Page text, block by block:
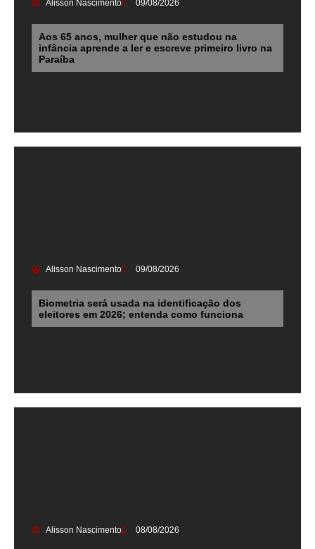
Alisson Nascimento 09/08/2026
Aos 65 anos, mulher que não estudou na
infância aprende a ler e escreve primeiro livro na
Paraíba
Alisson Nascimento 09/08/2026
Biometria será usada na identificação dos
eleitores em 2026; entenda como funciona
Alisson Nascimento 08/08/2026